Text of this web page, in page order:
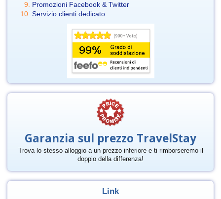
Promozioni Facebook & Twitter
Servizio clienti dedicato
Garanzia sul prezzo TravelStay
Trova lo stesso alloggio a un prezzo inferiore e ti rimborseremo il
doppio della differenza!
Link